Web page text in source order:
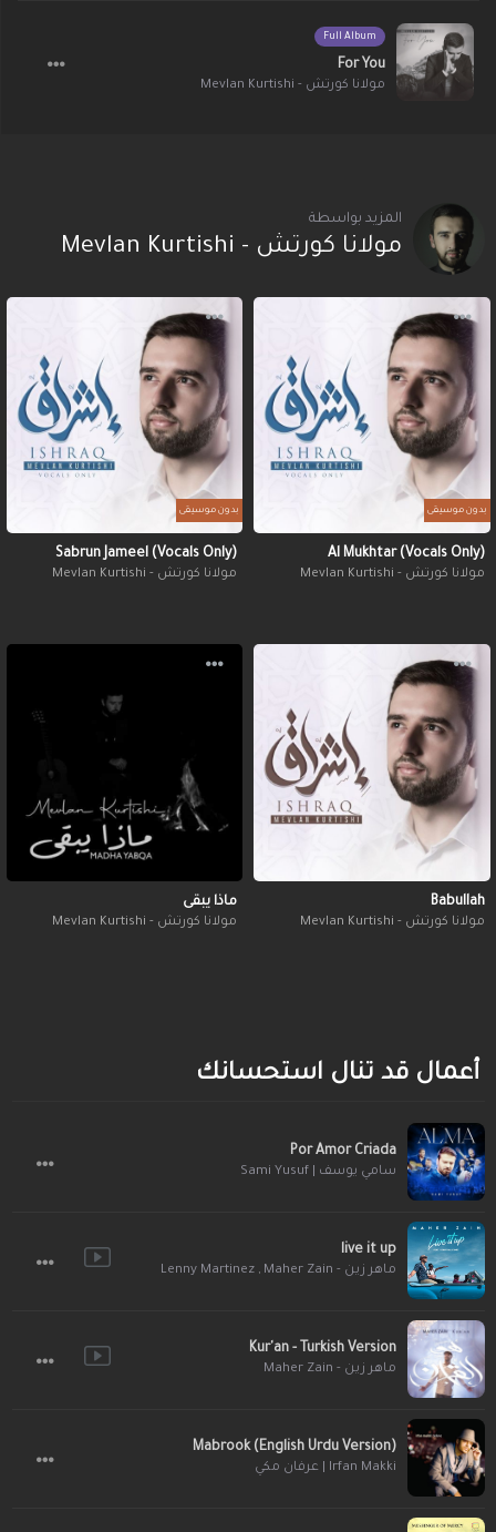
Full Album
For You
مولانا كورتش - Mevlan Kurtishi
المزيد بواسطة
مولانا كورتش - Mevlan Kurtishi
بدون موسيقى
Al Mukhtar (Vocals Only)
مولانا كورتش - Mevlan Kurtishi
بدون موسيقى
Sabrun Jameel (Vocals Only)
مولانا كورتش - Mevlan Kurtishi
Babullah
مولانا كورتش - Mevlan Kurtishi
ماذا يبقى
مولانا كورتش - Mevlan Kurtishi
أعمال قد تنال استحسانك
Por Amor Criada
سامي يوسف | Sami Yusuf
live it up
ماهر زين - Maher Zain ,
Lenny Martinez
Kur'an - Turkish Version
ماهر زين - Maher Zain
Mabrook (English Urdu Version)
Irfan Makki | عرفان مكي